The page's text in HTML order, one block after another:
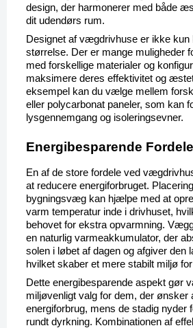
design, der harmonerer med både
dit udendørs rum.
Designet af vægdrivhuse er ikke
størrelse. Der er mange muligheder
med forskellige materialer og
maksimere deres effektivitet og
eksempel kan du vælge mellem
eller polycarbonat paneler, som kan
lysgennemgang og isoleringsevner.
Energibesparende Fordele
En af de store fordele ved
at reducere energiforbruget.
bygningsvæg kan hjælpe med at
varm temperatur inde i drivhuset,
behovet for ekstra opvarmning.
en naturlig varmeakkumulator, der
solen i løbet af dagen og afgiver den
hvilket skaber et mere stabilt miljø
Dette energibesparende aspekt gør
miljøvenligt valg for dem, der ønsker
energiforbrug, mens de stadig nyder
rundt dyrkning. Kombinationen af